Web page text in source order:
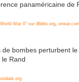
panaméricaine de
War II" sur iBiblio.org, onwar.com
de bombes perturbent
Rand